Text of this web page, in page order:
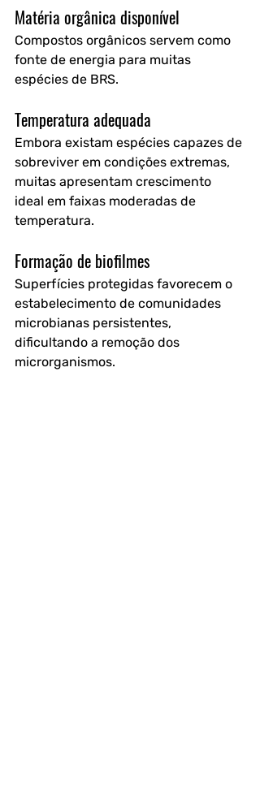
Matéria orgânica disponível
Compostos orgânicos servem como
fonte de energia para muitas
espécies de BRS.
Temperatura adequada
Embora existam espécies capazes de
sobreviver em condições extremas,
muitas apresentam crescimento
ideal em faixas moderadas de
temperatura.
Formação de biofilmes
Superfícies protegidas favorecem o
estabelecimento de comunidades
microbianas persistentes,
dificultando a remoção dos
microrganismos.